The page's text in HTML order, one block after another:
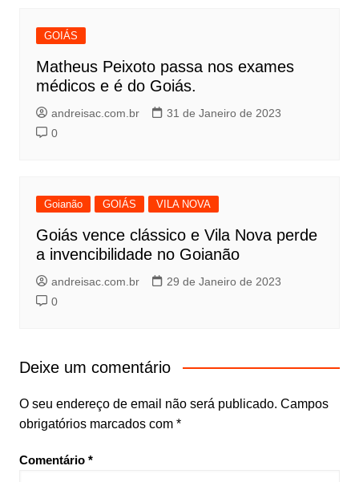
GOIÁS
Matheus Peixoto passa nos exames
médicos e é do Goiás.
andreisac.com.br
31 de Janeiro de 2023
0
Goianão GOIÁS VILA NOVA
Goiás vence clássico e Vila Nova perde
a invencibilidade no Goianão
andreisac.com.br
29 de Janeiro de 2023
0
Deixe um comentário
O seu endereço de email não será publicado. Campos
obrigatórios marcados com *
Comentário *